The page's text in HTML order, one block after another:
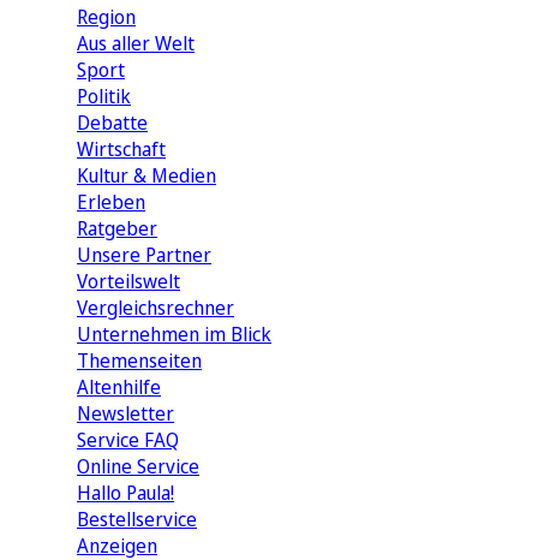
Region
Aus aller Welt
Sport
Politik
Debatte
Wirtschaft
Kultur & Medien
Erleben
Ratgeber
Unsere Partner
Vorteilswelt
Vergleichsrechner
Unternehmen im Blick
Themenseiten
Altenhilfe
Newsletter
Service FAQ
Online Service
Hallo Paula!
Bestellservice
Anzeigen